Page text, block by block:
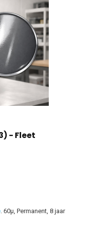
- Fleet
. 60µ, Permanent, 8 jaar